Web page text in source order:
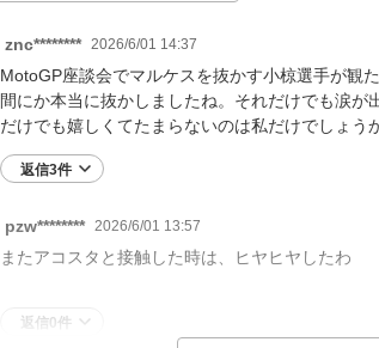
znc******** 2026/6/01 14:37
MotoGP座談会でマルケスを抜かす小椋選手が観
間にか本当に抜かしましたね。それだけでも涙が
だけでも嬉しくてたまらないのは私だけでしょうか
返信3件
pzw******** 2026/6/01 13:57
またアコスタと接触した時は、ヒヤヒヤしたわ
返信0件